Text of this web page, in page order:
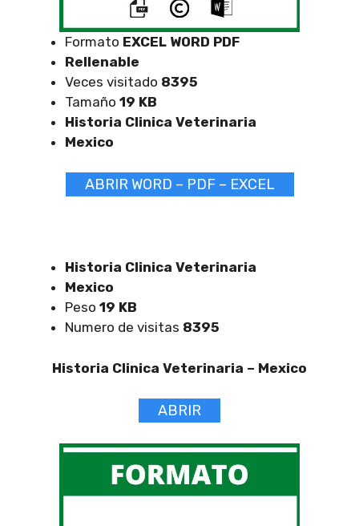
Formato EXCEL WORD PDF
Rellenable
Veces visitado 8395
Tamaño 19 KB
Historia Clinica Veterinaria
Mexico
ABRIR WORD – PDF – EXCEL
Historia Clinica Veterinaria
Mexico
Peso 19 KB
Numero de visitas 8395
Historia Clinica Veterinaria – Mexico
ABRIR